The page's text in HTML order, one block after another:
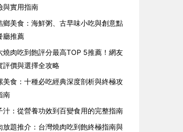
與實用指南
鄉美食：海鮮粥、古早味小吃與創意點
廳推薦
燒肉吃到飽評分最高TOP 5推薦！網友
評價與選擇全攻略
美食：十種必吃經典深度剖析與終極攻
南
汁：從營養功效到百變食用的完整指南
放題推介：台灣燒肉吃到飽終極指南與